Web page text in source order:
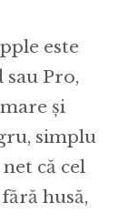
este
sau Pro,
și
simplu
că cel
husă,